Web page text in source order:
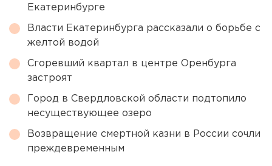
Екатеринбурге
Власти Екатеринбурга рассказали о борьбе с
желтой водой
Сгоревший квартал в центре Оренбурга
застроят
Город в Свердловской области подтопило
несуществующее озеро
Возвращение смертной казни в России сочли
преждевременным